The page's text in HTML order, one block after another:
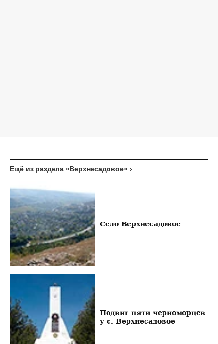
Ещё из раздела «Верхнесадовое»
Село Верхнесадовое
Подвиг пяти черноморцев
у с. Верхнесадовое